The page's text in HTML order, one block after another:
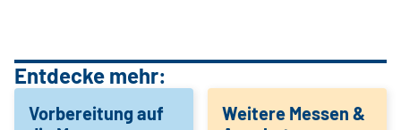
Entdecke mehr:
Vorbereitung auf
Weitere Messen &